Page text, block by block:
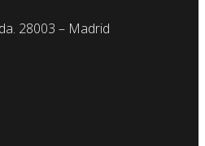
28003 – Madrid